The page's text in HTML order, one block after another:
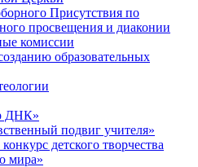
Присутствия по
просвещения и диаконии
комиссии
образовательных
ДНК»
подвиг учителя»
детского творчества
мира»